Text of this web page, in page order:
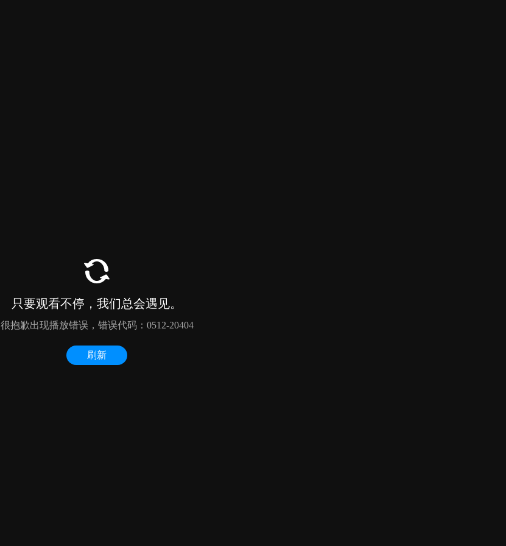
只要观看不停，我们总会遇见。
很抱歉出现播放错误，错误代码：0512-20404
刷新